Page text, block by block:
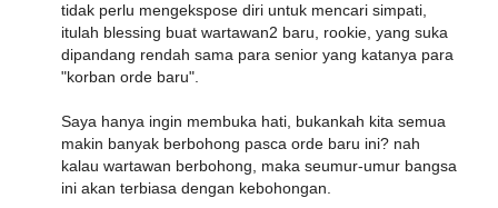
tidak perlu mengekspose diri untuk mencari simpati,
itulah blessing buat wartawan2 baru, rookie, yang suka
dipandang rendah sama para senior yang katanya para
"korban orde baru".
Saya hanya ingin membuka hati, bukankah kita semua
makin banyak berbohong pasca orde baru ini? nah
kalau wartawan berbohong, maka seumur-umur bangsa
ini akan terbiasa dengan kebohongan.